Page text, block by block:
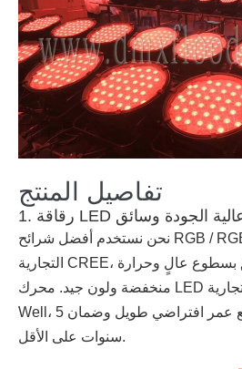
تفاصيل المنتج
نحن نستخدم أفضل شرائح RGB / RGBW LED من العلامة
التجارية CREE، وتتميز هذه الرقائق بسطوع عالٍ وحرارة
منخفضة ولون جيد. محرك LED من العلامة التجارية Mean
Well، وهو قوي للغاية، مع عمر افتراضي طويل وضمان 5
سنوات على الأقل.